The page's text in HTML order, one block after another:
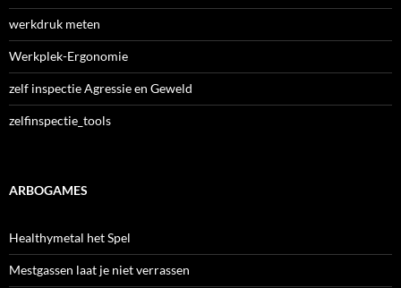
werkdruk meten
Werkplek-Ergonomie
zelf inspectie Agressie en Geweld
zelfinspectie_tools
ARBOGAMES
Healthymetal het Spel
Mestgassen laat je niet verrassen